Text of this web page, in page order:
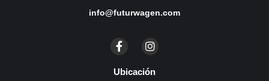
info@futurwagen.com
Ubicación